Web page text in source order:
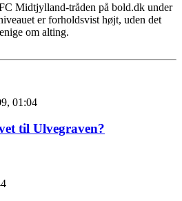
Midtjylland-tråden på bold.dk under
er forholdsvist højt, uden det
om alting.
01:04
til Ulvegraven?